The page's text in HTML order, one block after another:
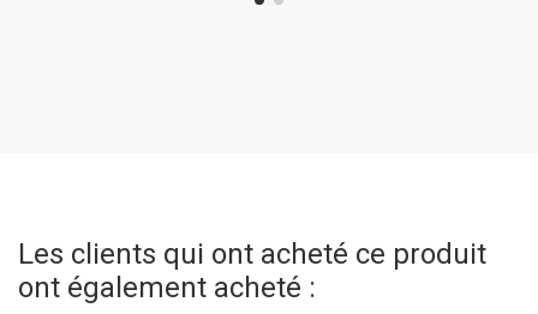
Les clients qui ont acheté ce produit
ont également acheté :